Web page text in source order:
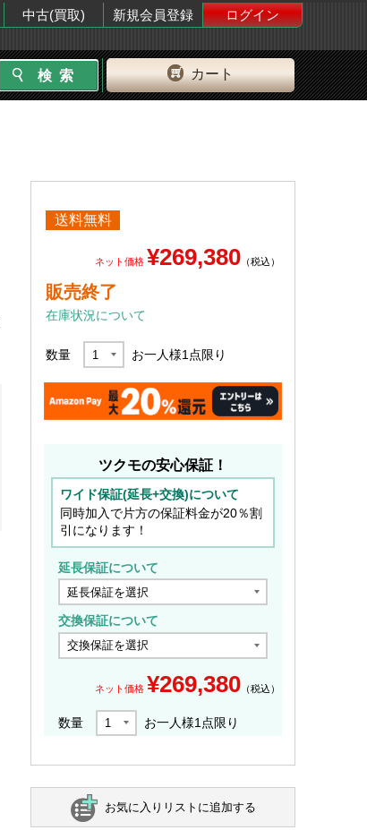
中古(買取) 新規会員登録
ログイン
カート
送料無料
ネット価格 ¥269,380 （税込）
販売終了
在庫状況について
数量 お一人様1 点限り
ツクモの安心保証！
ワイド保証(延長+交換)について
同時加入で片方の保証料金が20％割
引になります！
延長保証について
交換保証について
ネット価格 ¥269,380 （税込）
数量 お一人様1点限り
お気に入りリストに追加する